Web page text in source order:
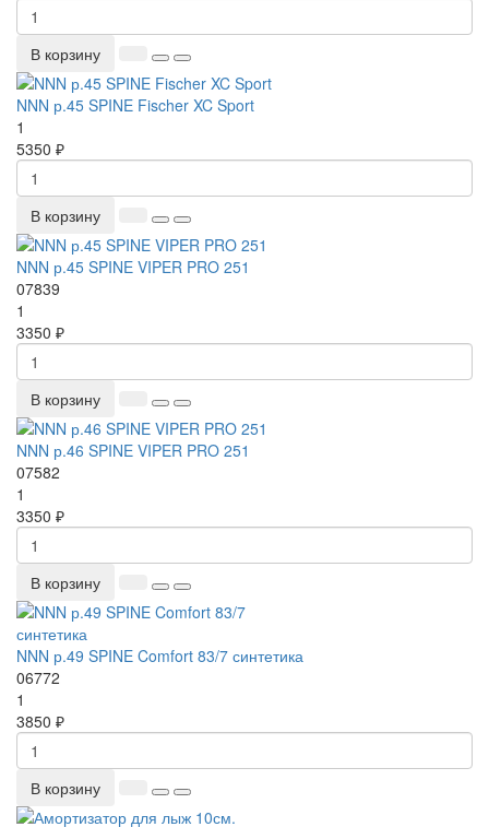
В корзину
NNN р.45 SPINE Fischer XC Sport
1
5350 ₽
В корзину
NNN р.45 SPINE VIPER PRO 251
07839
1
3350 ₽
В корзину
NNN р.46 SPINE VIPER PRO 251
07582
1
3350 ₽
В корзину
NNN р.49 SPINE Comfort 83/7 синтетика
06772
1
3850 ₽
В корзину